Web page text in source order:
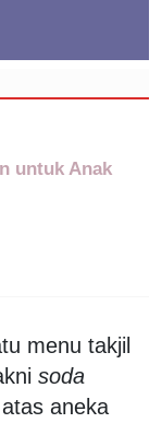
untuk Anak
menu takjil
soda
aneka